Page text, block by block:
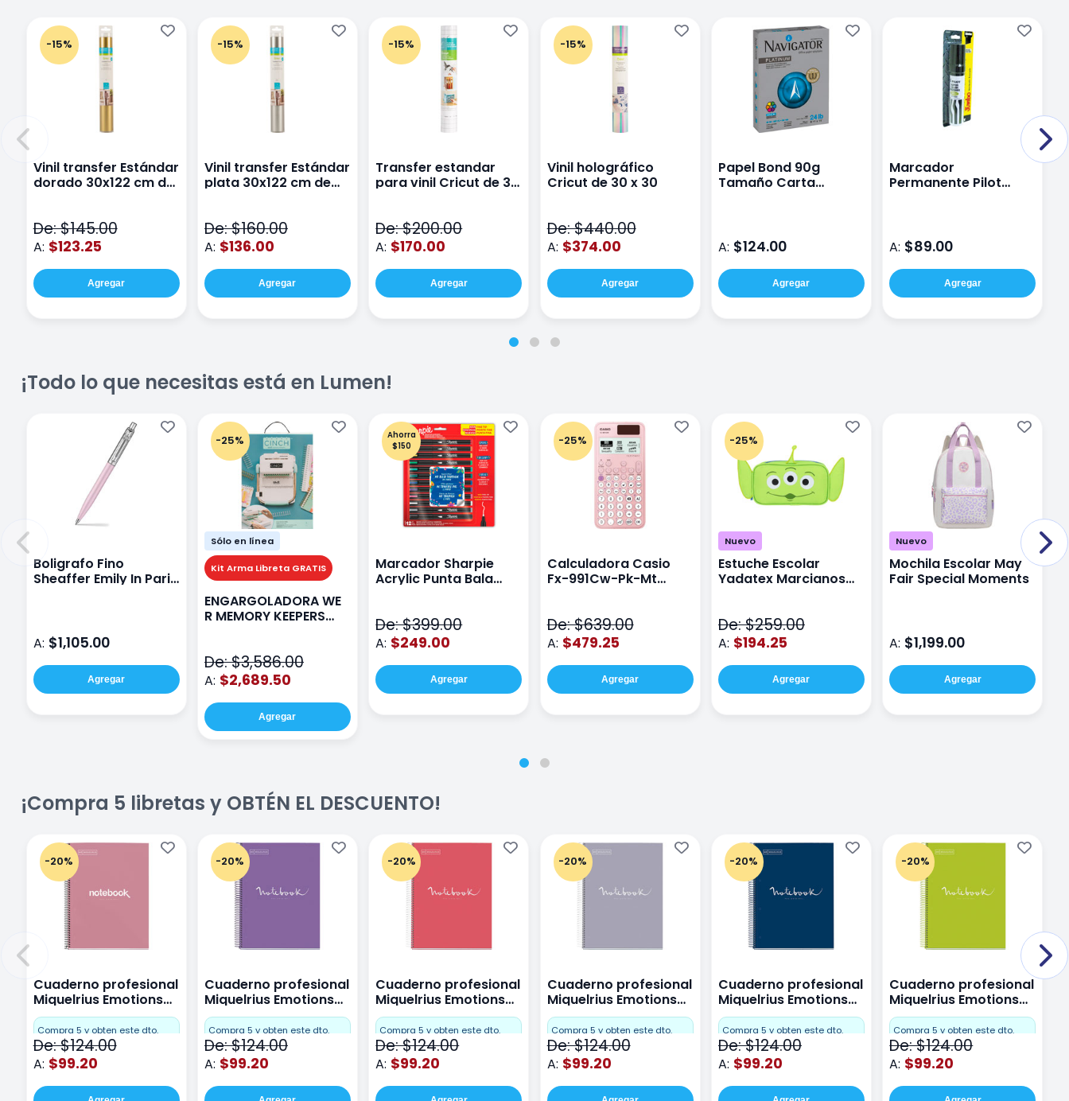
-15%
Vinil transfer Estándar
dorado 30x122 cm de
De: $145.00
A: $123.25
Agregar
-15%
Vinil transfer Estándar
plata 30x122 cm de
De: $160.00
A: $136.00
Agregar
-15%
Transfer estandar
para vinil Cricut de 30
De: $200.00
A: $170.00
Agregar
-15%
Vinil holográfico
Cricut de 30 x 30
De: $440.00
A: $374.00
Agregar
Papel Bond 90g
Tamaño Carta
A: $124.00
Agregar
Marcador
Permanente Pilot
A: $89.00
Agregar
¡Todo lo que necesitas está en Lumen!
Boligrafo Fino
Sheaffer Emily In Paris
A: $1,105.00
Agregar
-25%
Sólo en línea
Kit Arma Libreta GRATIS
ENGARGOLADORA WE
R MEMORY KEEPERS
De: $3,586.00
A: $2,689.50
Agregar
Ahorra
$150
Marcador Sharpie
Acrylic Punta Bala
De: $399.00
A: $249.00
Agregar
-25%
Calculadora Casio
Fx-991Cw-Pk-Mt
De: $639.00
A: $479.25
Agregar
-25%
Nuevo
Estuche Escolar
Yadatex Marcianos
De: $259.00
A: $194.25
Agregar
Nuevo
Mochila Escolar May
Fair Special Moments
A: $1,199.00
Agregar
¡Compra 5 libretas y OBTÉN EL DESCUENTO!
-20%
Cuaderno profesional
Miquelrius Emotions
Cuadro Chico 80
hojas Rosa
Compra 5 y obten este dto.
De: $124.00
A: $99.20
-20%
Cuaderno profesional
Miquelrius Emotions
raya 80 hojas Purpura
Compra 5 y obten este dto.
De: $124.00
A: $99.20
-20%
Cuaderno profesional
Miquelrius Emotions
raya 80 hojas Coral
Compra 5 y obten este dto.
De: $124.00
A: $99.20
-20%
Cuaderno profesional
Miquelrius Emotions
raya 80 hojas Gris
Compra 5 y obten este dto.
De: $124.00
A: $99.20
-20%
Cuaderno profesional
Miquelrius Emotions
Dots 80 hojas
Compra 5 y obten este dto.
De: $124.00
A: $99.20
-20%
Cuaderno profesional
Miquelrius Emotions
Dots 80 hojas Lima
Compra 5 y obten este dto.
De: $124.00
A: $99.20